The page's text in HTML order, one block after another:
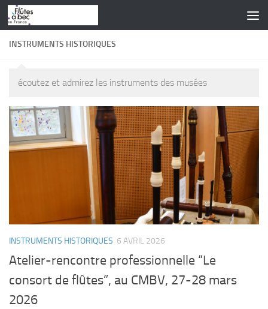
Skip to content
INSTRUMENTS HISTORIQUES
écoutez et admirez les instruments des musées
INSTRUMENTS HISTORIQUES 6 AVRIL 2026
Atelier-rencontre professionnelle “Le
consort de flûtes”, au CMBV, 27-28 mars
2026